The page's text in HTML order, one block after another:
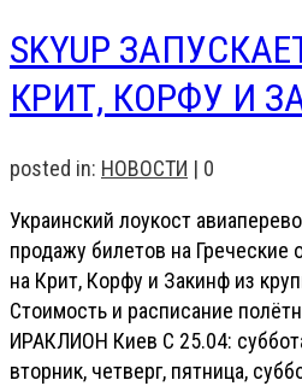
SKYUP
КРИТ, КОРФУ И
posted in: НОВОСТИ | 0
Украинский лоукост
продажу билетов на Греческие
на Крит, Корфу и Закинф из
Стоимость и расписание
ИРАКЛИОН Киев С 25.04:
вторник, четверг, пятница,